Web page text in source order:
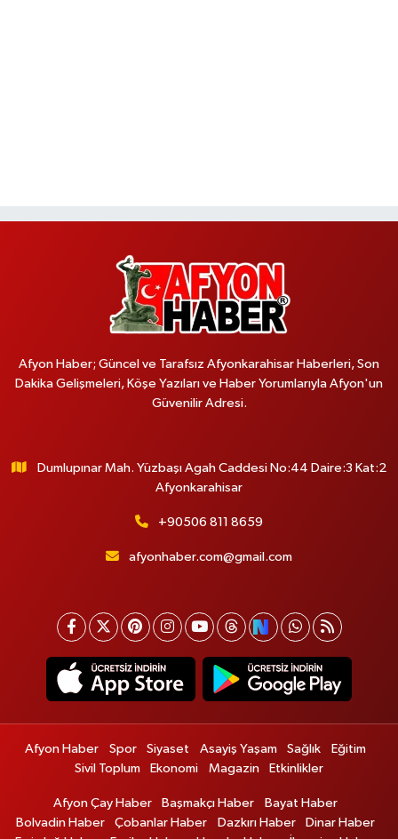
Afyon Haber; Güncel ve Tarafsız Afyonkarahisar Haberleri, Son
Dakika Gelişmeleri, Köşe Yazıları ve Haber Yorumlarıyla Afyon'un
Güvenilir Adresi.
Dumlupınar Mah. Yüzbaşı Agah Caddesi No:44 Daire:3 Kat:2
Afyonkarahisar
+90506 811 8659
afyonhaber.com@gmail.com
Afyon Haber Spor Siyaset Asayiş Yaşam Sağlık
Eğitim
Sivil Toplum
Ekonomi Magazin Etkinlikler
Afyon Çay Haber Başmakçı Haber
Bayat Haber
Bolvadin Haber
Çobanlar Haber Dazkırı Haber
Dinar Haber